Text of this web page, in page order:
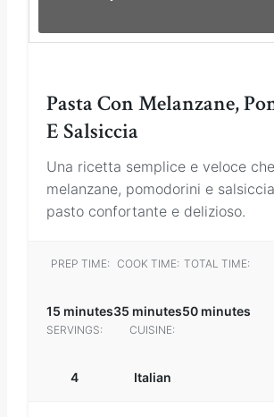
Pasta Con Melanzane,
E Salsiccia
Una ricetta semplice e veloce
melanzane, pomodorini e
pasto confortante e delizioso.
PREP TIME:
15 minutes
COOK TIME:
35 minutes
TOTAL TIME:
50 minutes
SERVINGS:
4
CUISINE:
Italian